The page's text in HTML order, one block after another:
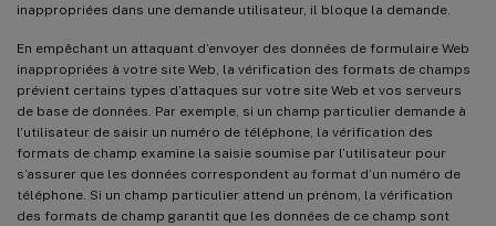
inappropriées dans une demande utilisateur, il bloque la demande.
En empêchant un attaquant d’envoyer des données de formulaire Web
inappropriées à votre site Web, la vérification des formats de champs
prévient certains types d’attaques sur votre site Web et vos serveurs
de base de données. Par exemple, si un champ particulier demande à
l’utilisateur de saisir un numéro de téléphone, la vérification des
formats de champ examine la saisie soumise par l’utilisateur pour
s’assurer que les données correspondent au format d’un numéro de
téléphone. Si un champ particulier attend un prénom, la vérification
des formats de champ garantit que les données de ce champ sont